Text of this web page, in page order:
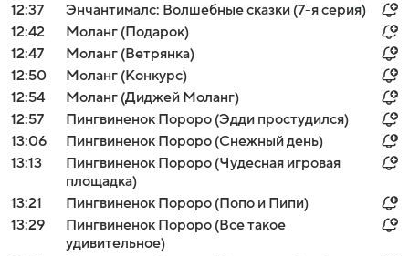
12:37
Энчантималс: Волшебные сказки (7-я серия)
12:42
Моланг (Подарок)
12:47
Моланг (Ветрянка)
12:50
Моланг (Конкурс)
12:54
Моланг (Диджей Моланг)
12:57
Пингвиненок Пороро (Эдди простудился)
13:06
Пингвиненок Пороро (Снежный день)
13:13
Пингвиненок Пороро (Чудесная игровая
площадка)
13:21
Пингвиненок Пороро (Попо и Пипи)
13:29
Пингвиненок Пороро (Все такое
удивительное)